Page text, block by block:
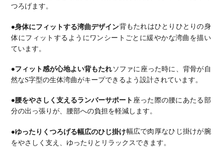
つろげます。
●身体にフィットする湾曲デザイン背もたれはひとりひとりの身
体にフィットするようにワンシートごとに緩やかな湾曲を描い
ています。
●フィット感が心地よい背もたれ ソファに座った時に、背骨が自
然なS字型の生体湾曲がキープできるよう設計されています。
●腰をやさしく支えるランバーサポート 座った際の腰にあたる部
分の出っ張りが、腰部への負担を軽減します。
●ゆったりくつろげる幅広のひじ掛け幅広で肉厚なひじ掛けが腕
をやさしく支え、ゆったりとリラックスできます。